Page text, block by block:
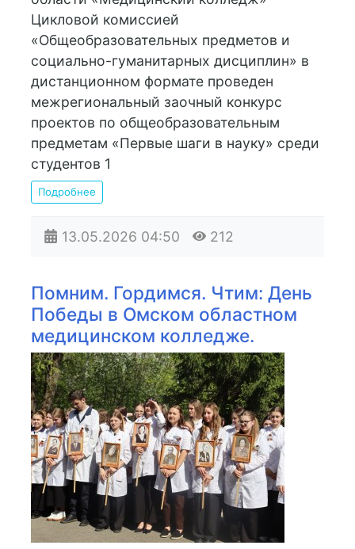
Цикловой комиссией
«Общеобразовательных предметов и
социально-гуманитарных дисциплин» в
дистанционном формате проведен
межрегиональный заочный конкурс
проектов по общеобразовательным
предметам «Первые шаги в науку» среди
студентов 1
Подробнее
13.05.2026 04:50 212
Помним. Гордимся. Чтим: День
Победы в Омском областном
медицинском колледже.